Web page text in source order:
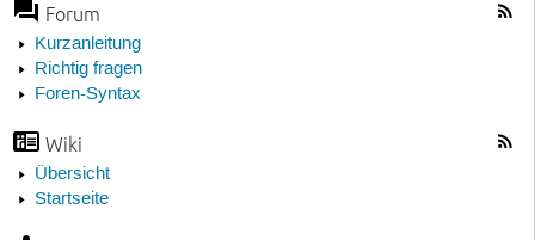
Forum
Kurzanleitung
Richtig fragen
Foren-Syntax
Wiki
Übersicht
Startseite